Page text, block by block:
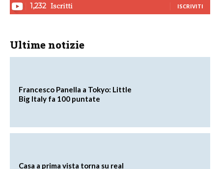
1,232 Iscritti ISCRIVITI
Ultime notizie
Francesco Panella a Tokyo: Little
Big Italy fa 100 puntate
Casa a prima vista torna su real